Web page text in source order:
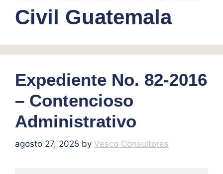
Civil Guatemala
Expediente No. 82-2016
– Contencioso
Administrativo
agosto 27, 2025 by Vesco Consultores